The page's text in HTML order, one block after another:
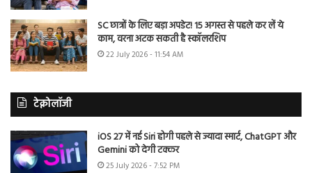
SC छात्रों के लिए बड़ा अपडेट! 15 अगस्त से पहले कर लें ये
काम, वरना अटक सकती है स्कॉलरशिप
22 July 2026 - 11:54 AM
टेक्नोलॉजी
iOS 27 में नई Siri होगी पहले से ज्यादा स्मार्ट, ChatGPT और
Gemini को देगी टक्कर
25 July 2026 - 7:52 PM